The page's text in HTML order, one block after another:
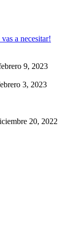
a necesitar!
9, 2023
3, 2023
20, 2022